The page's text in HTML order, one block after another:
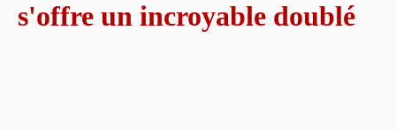
s'offre un incroyable doublé